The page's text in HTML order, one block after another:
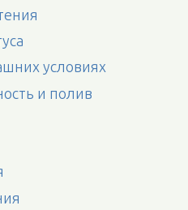
условиях
и полив